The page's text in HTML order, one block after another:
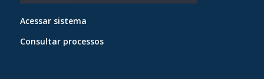
Acessar sistema
Consultar processos